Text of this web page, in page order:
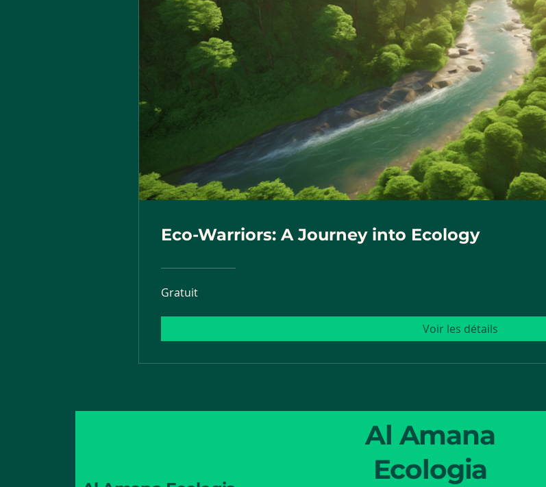
Eco-Warriors: A Journey into Ecology
Gratuit
Voir les détails
Al Amana
Ecologia